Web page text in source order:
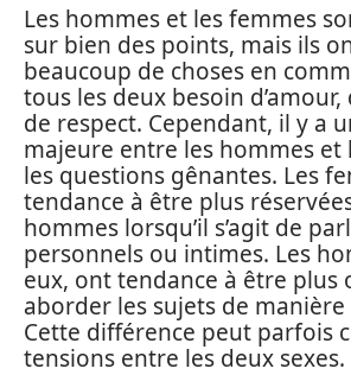
Les hommes et les femmes
sur bien des points, mais ils
beaucoup de choses en
tous les deux besoin
de respect. Cependant, il y a
majeure entre les hommes et
les questions gênantes. Les
tendance à être plus
hommes lorsqu’il s’agit de
personnels ou intimes. Les
eux, ont tendance à être plus
aborder les sujets de
Cette différence peut parfois
tensions entre les deux sexes.